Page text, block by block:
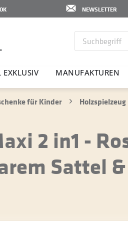
NEWSLETTER
MANU­FAK­TUREN
für Kinder Holzspielzeug
2 in1 -
Sattel